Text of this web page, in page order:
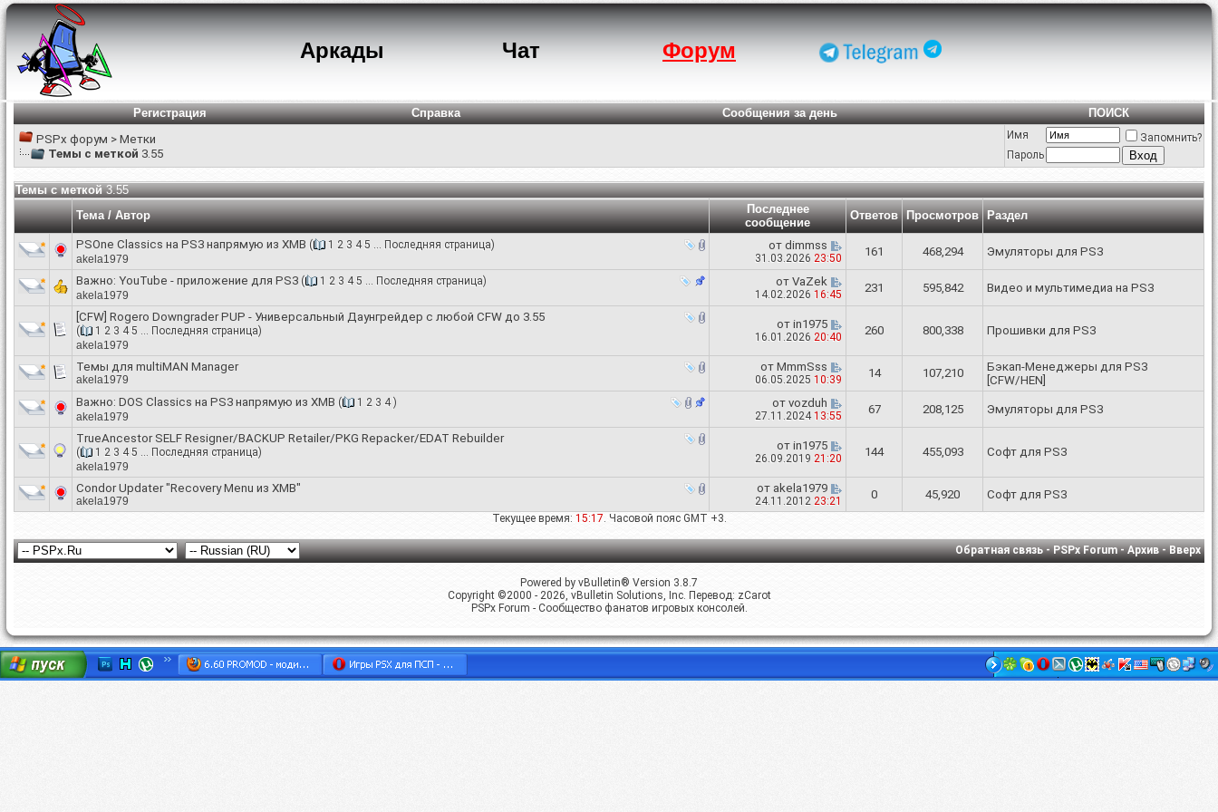
Аркады Чат Форум
Регистрация Справка Сообщения за день
ПОИСК
PSPx форум > Метки
Темы с меткой 3.55
Имя
Запомнить?
Пароль
Темы с меткой3.55
Тема / Автор
Последнее
сообщение
Ответов Просмотров Раздел
PSOne Classics на PS3 напрямую из XMB ( 1 2 3 4 5 ... Последняя страница)
akela1979
от dimmss
31.03.2026 23:50 161 468,294 Эмуляторы для PS3
Важно: YouTube - приложение для PS3 ( 1 2 3 4 5 ... Последняя страница)
akela1979
от VaZek
14.02.2026 16:45 231 595,842 Видео и мультимедиа на PS3
[CFW] Rogero Downgrader PUP - Универсальный Даунгрейдер с любой CFW до 3.55
( 1 2 3 4 5 ... Последняя страница)
akela1979
от in1975
16.01.2026 20:40 260 800,338 Прошивки для PS3
Темы для multiMAN Manager
akela1979
от MmmSss
06.05.2025 10:39 14 107,210
Бэкап-Менеджеры для PS3
[CFW/HEN]
Важно: DOS Classics на PS3 напрямую из XMB ( 1 2 3 4 )
akela1979
от vozduh
27.11.2024 13:55 67 208,125 Эмуляторы для PS3
TrueAncestor SELF Resigner/BACKUP Retailer/PKG Repacker/EDAT Rebuilder
( 1 2 3 4 5 ... Последняя страница)
akela1979
от in1975
26.09.2019 21:20 144 455,093 Софт для PS3
Condor Updater "Recovery Menu из XMB"
akela1979
от akela1979
24.11.2012 23:21 0 45,920 Софт для PS3
Текущее время: 15:17. Часовой пояс GMT +3.
Обратная связь-PSPx Forum-Архив-Вверх
Powered by vBulletin® Version 3.8.7
Copyright ©2000 - 2026, vBulletin Solutions, Inc. Перевод: zCarot
PSPx Forum - Сообщество фанатов игровых консолей.